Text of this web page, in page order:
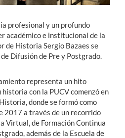
profesional y un profundo
académico e institucional de la
de Historia Sergio Bazaes se
Difusión de Pre y Postgrado.
representa un hito
con la PUCV comenzó en
donde se formó como
2017 a través de un recorrido
Virtual, de Formación Continua
además de la Escuela de